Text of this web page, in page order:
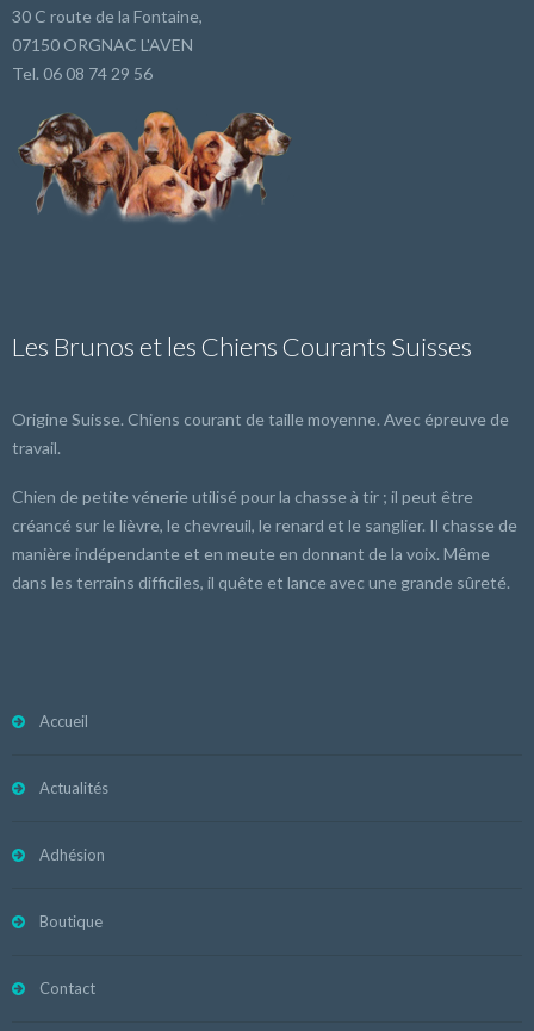
30 C route de la Fontaine,
07150 ORGNAC L'AVEN
Tel. 06 08 74 29 56
Les Brunos et les Chiens Courants Suisses
Origine Suisse. Chiens courant de taille moyenne. Avec épreuve de
travail.
Chien de petite vénerie utilisé pour la chasse à tir ; il peut être
créancé sur le lièvre, le chevreuil, le renard et le sanglier. Il chasse de
manière indépendante et en meute en donnant de la voix. Même
dans les terrains difficiles, il quête et lance avec une grande sûreté.
Accueil
Actualités
Adhésion
Boutique
Contact